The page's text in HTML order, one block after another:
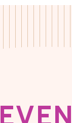
EVEN